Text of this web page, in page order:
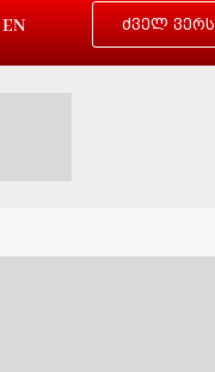
EN ძველ